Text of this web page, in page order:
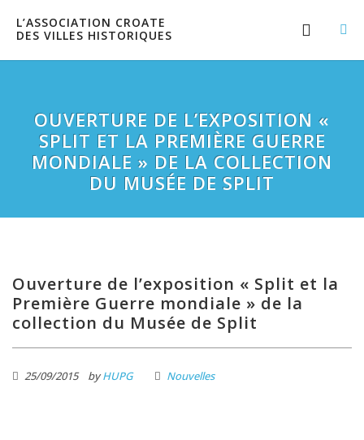
L’ASSOCIATION CROATE
DES VILLES HISTORIQUES
OUVERTURE DE L’EXPOSITION «
SPLIT ET LA PREMIÈRE GUERRE
MONDIALE » DE LA COLLECTION
DU MUSÉE DE SPLIT
Ouverture de l’exposition « Split et la
Première Guerre mondiale » de la
collection du Musée de Split
25/09/2015 byHUPG Nouvelles